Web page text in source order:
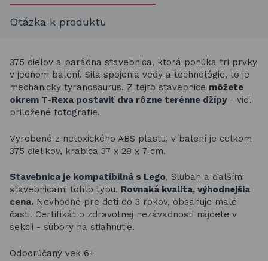
Otázka k produktu
375 dielov a parádna stavebnica, ktorá ponúka tri prvky
v jednom balení. Sila spojenia vedy a technológie, to je
mechanický tyranosaurus. Z tejto stavebnice môžete
okrem T-Rexa postaviť dva rôzne terénne džípy- viď.
priložené fotografie.
Vyrobené z netoxického ABS plastu, v balení je celkom
375 dielikov, krabica 37 x 28 x 7 cm.
Stavebnica je kompatibilná s Lego, Sluban a ďalšími
stavebnicami tohto typu. Rovnaká kvalita, výhodnejšia
cena. Nevhodné pre deti do 3 rokov, obsahuje malé
časti. Certifikát o zdravotnej nezávadnosti nájdete v
sekcii - súbory na stiahnutie.
Odporúčaný vek 6+